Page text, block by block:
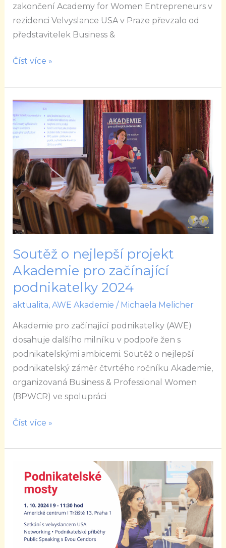
zakončení Academy for Women Entrepreneurs v
rezidenci Velvyslance USA v Praze převzalo od
představitelek Business &
módní
značkou
Annlock.
Číst více »
Soutěž o nejlepší projekt
Akademie pro začínající
podnikatelky 2024
aktualita, AWE Akademie / Michaela Melicher
Akademie pro začínající podnikatelky (AWE)
dosahuje dalšího milníku v podpoře žen s
podnikatelskými ambicemi. Soutěž o nejlepší
podnikatelský záměr čtvrtého ročníku Akademie,
organizovaná Business & Professional Women
(BPWCR) ve spolupráci
Soutěž
o
nejlepší
projekt
Akademie
pro
začínající
podnikatelky
2024
Číst více »
mosty